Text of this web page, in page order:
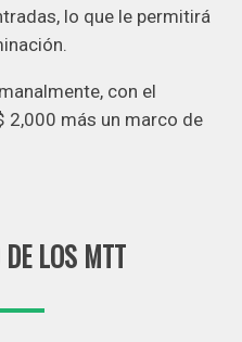
lo que le permitirá
con el
2,000 más un marco de
LOS MTT